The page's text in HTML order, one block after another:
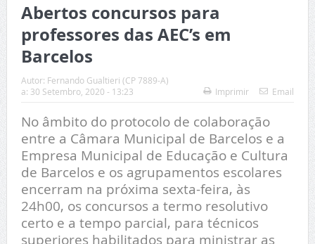
Abertos concursos para
professores das AEC’s em
Barcelos
Autor: Fernando Gualtieri (CP 7889-A)
a: 30 Setembro, 2020 - 13:23 Imprimir Email
No âmbito do protocolo de colaboração
entre a Câmara Municipal de Barcelos e a
Empresa Municipal de Educação e Cultura
de Barcelos e os agrupamentos escolares
encerram na próxima sexta-feira, às
24h00, os concursos a termo resolutivo
certo e a tempo parcial, para técnicos
superiores habilitados para ministrar as